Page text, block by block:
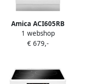
Amica ACI605RB
Inductiefornuis 50 cm
breed met aangesloten 3
1 webshop
€ 679,-